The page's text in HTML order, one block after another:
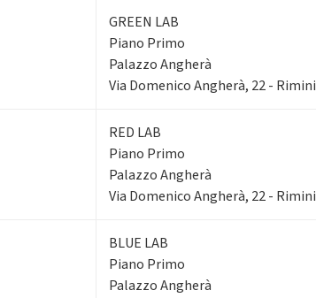
GREEN LAB
Piano Primo
Palazzo Angherà
Via Domenico Angherà, 22 - Rimini
RED LAB
Piano Primo
Palazzo Angherà
Via Domenico Angherà, 22 - Rimini
BLUE LAB
Piano Primo
Palazzo Angherà